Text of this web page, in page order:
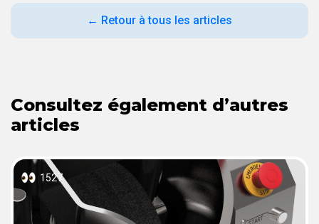
← Retour à tous les articles
Consultez également d’autres
articles
1527